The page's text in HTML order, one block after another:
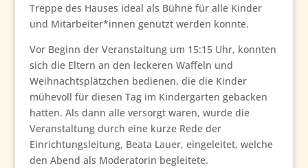
Treppe des Hauses ideal als Bühne für alle Kinder
und Mitarbeiter*innen genutzt werden konnte.
Vor Beginn der Veranstaltung um 15:15 Uhr, konnten
sich die Eltern an den leckeren Waffeln und
Weihnachtsplätzchen bedienen, die die Kinder
mühevoll für diesen Tag im Kindergarten gebacken
hatten. Als dann alle versorgt waren, wurde die
Veranstaltung durch eine kurze Rede der
Einrichtungsleitung, Beata Lauer, eingeleitet, welche
den Abend als Moderatorin begleitete.